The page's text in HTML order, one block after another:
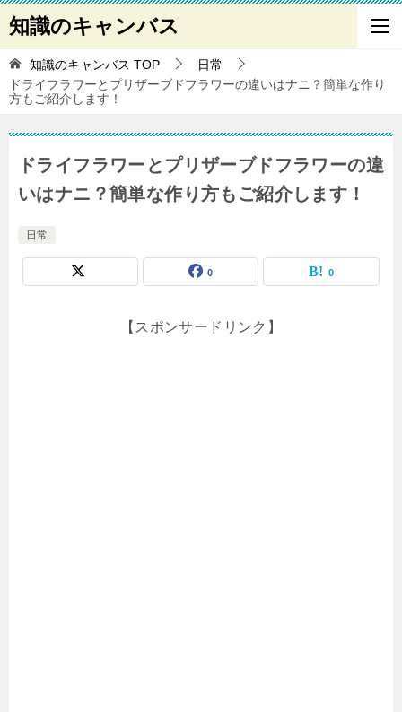
知識のキャンバス
知識のキャンバス TOP
日常
ドライフラワーとプリザーブドフラワーの違いはナニ？簡単な作り
方もご紹介します！
ドライフラワーとプリザーブドフラワーの違
いはナニ？簡単な作り方もご紹介します！
日常
0 0
【スポンサードリンク】